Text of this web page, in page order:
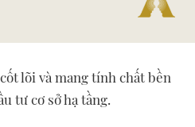
lõi và mang tính chất bền
tư cơ sở hạ tầng.